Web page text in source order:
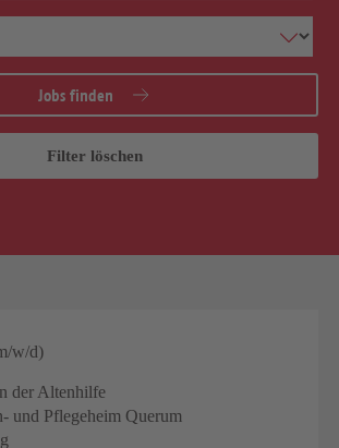
Jobs finden
Filter löschen
w/d)
der Altenhilfe
und Pflegeheim Querum